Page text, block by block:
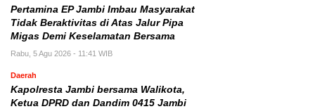
Pertamina EP Jambi Imbau Masyarakat
Tidak Beraktivitas di Atas Jalur Pipa
Migas Demi Keselamatan Bersama
Rabu, 5 Agu 2026 - 11:41 WIB
Daerah
Kapolresta Jambi bersama Walikota,
Ketua DPRD dan Dandim 0415 Jambi